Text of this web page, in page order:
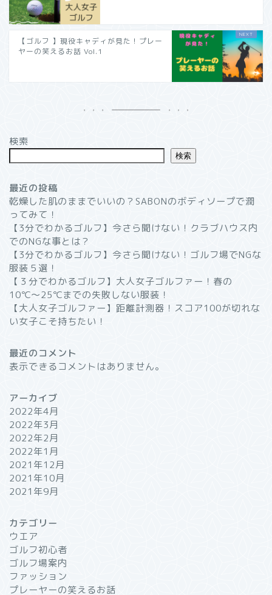
【ゴルフ 】現役キャディが見た！プレー
ヤーの笑えるお話 Vol.1
検索
検索
最近の投稿
乾燥した肌のままでいいの？SABONのボディソープで潤
ってみて！
【3分でわかるゴルフ】今さら聞けない！クラブハウス内
でのNGな事とは？
【3分でわかるゴルフ】今さら聞けない！ゴルフ場でNGな
服装５選！
【３分でわかるゴルフ】大人女子ゴルファー！春の
10℃〜25℃までの失敗しない服装！
【大人女子ゴルファー】距離計測器！スコア100が切れな
い女子こそ持ちたい！
最近のコメント
表示できるコメントはありません。
アーカイブ
2022年4月
2022年3月
2022年2月
2022年1月
2021年12月
2021年10月
2021年9月
カテゴリー
ウエア
ゴルフ初心者
ゴルフ場案内
ファッション
プレーヤーの笑えるお話